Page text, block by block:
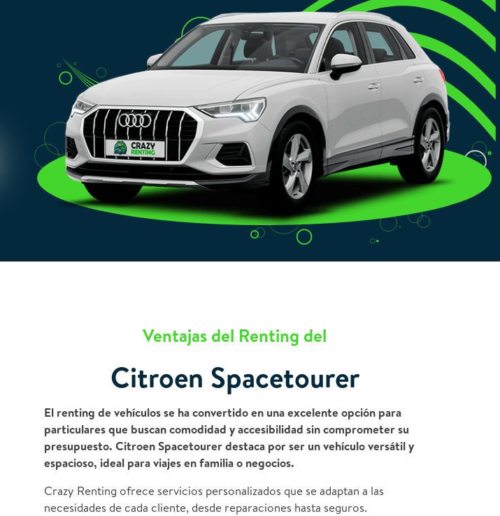
Ventajas del Renting del
Citroen Spacetourer
El renting de vehículos se ha convertido en una excelente opción para
particulares que buscan comodidad y accesibilidad sin comprometer su
presupuesto. Citroen Spacetourer destaca por ser un vehículo versátil y
espacioso, ideal para viajes en familia o negocios.
Crazy Renting ofrece servicios personalizados que se adaptan a las
necesidades de cada cliente, desde reparaciones hasta seguros.